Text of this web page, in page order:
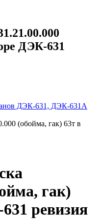
ДЭК-631
ДЭК-631, ДЭК-631А
(обойма, гак) 63т в
гак)
ревизия